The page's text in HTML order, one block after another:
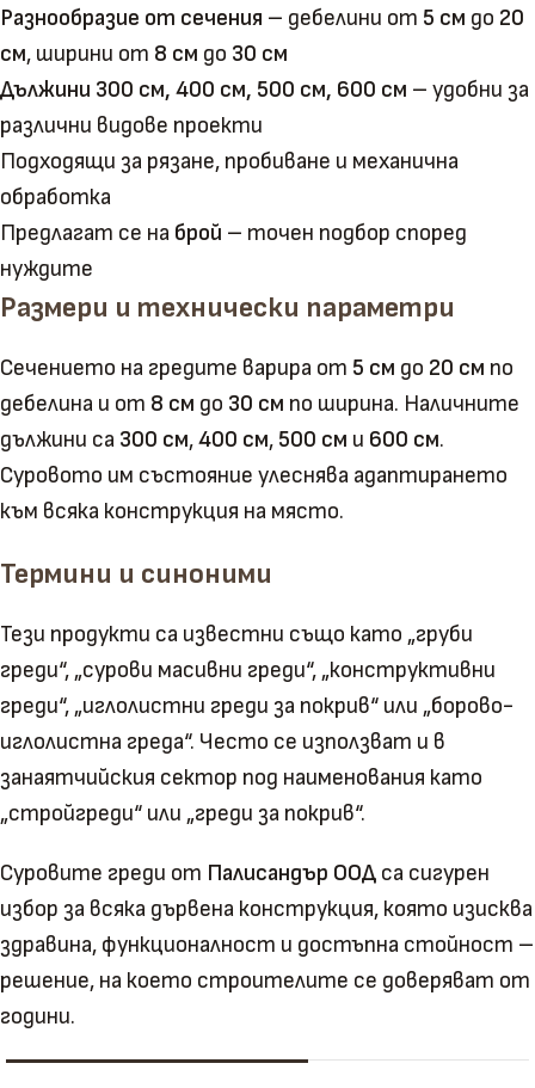
Разнообразие от сечения – дебелини от 5 см до 20
см, ширини от 8 см до 30 см
Дължини 300 см, 400 см, 500 см, 600 см – удобни за
различни видове проекти
Подходящи за рязане, пробиване и механична
обработка
Предлагат се на брой – точен подбор според
нуждите
Размери и технически параметри
Сечението на гредите варира от 5 см до 20 см по
дебелина и от 8 см до 30 см по ширина. Наличните
дължини са 300 см,400 см, 500 см и 600 см.
Суровото им състояние улеснява адаптирането
към всяка конструкция на място.
Термини и синоними
Тези продукти са известни също като „груби
греди“, „сурови масивни греди“, „конструктивни
греди“, „иглолистни греди за покрив“ или „борово-
иглолистна греда“. Често се използват и в
занаятчийския сектор под наименования като
„стройгреди“ или „греди за покрив“.
Суровите греди от Палисандър ООД са сигурен
избор за всяка дървена конструкция, която изисква
здравина, функционалност и достъпна стойност –
решение, на което строителите се доверяват от
години.